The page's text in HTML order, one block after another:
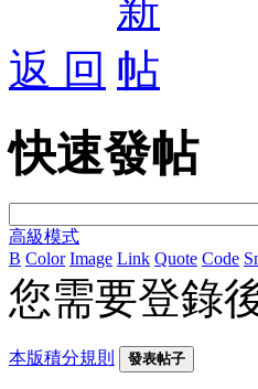
返 回
快速發帖
高級模式
B Color Image Link Quote Code
您需要登錄
本版積分規則 發表帖子